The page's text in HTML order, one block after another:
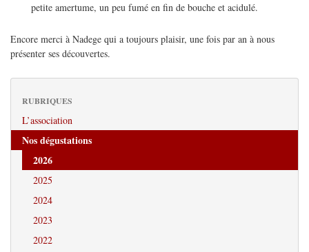
petite amertume, un peu fumé en fin de bouche et acidulé.
Encore merci à Nadege qui a toujours plaisir, une fois par an à nous
présenter ses découvertes.
RUBRIQUES
L’association
Nos dégustations
2026
2025
2024
2023
2022